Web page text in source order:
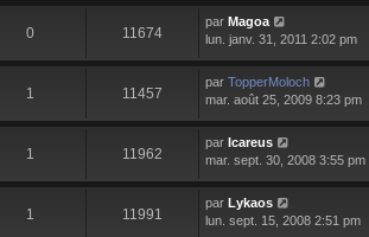
0 11674
par Magoa
lun. janv. 31, 2011 2:02 pm
1 11457
par TopperMoloch
mar. août 25, 2009 8:23 pm
1 11962
par Icareus
mar. sept. 30, 2008 3:55 pm
1 11991
par Lykaos
lun. sept. 15, 2008 2:51 pm